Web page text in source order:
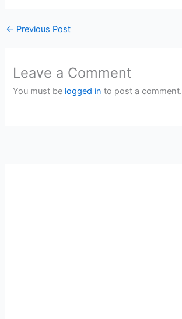
← Previous Post
Leave a Comment
You must be logged in to post a comment.